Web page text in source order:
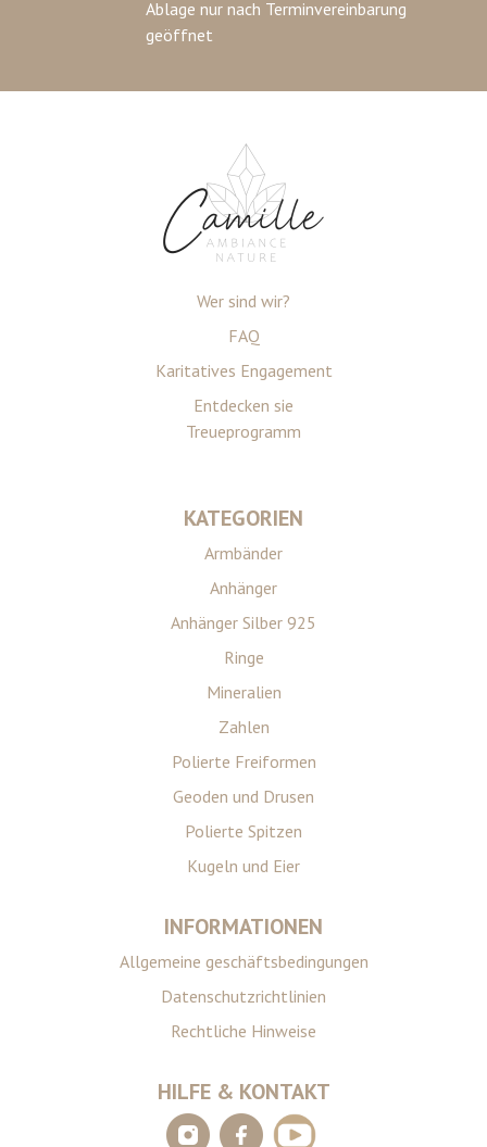
Ablage nur nach Terminvereinbarung
geöffnet
Wer sind wir?
FAQ
Karitatives Engagement
Entdecken sie
Treueprogramm
KATEGORIEN
Armbänder
Anhänger
Anhänger Silber 925
Ringe
Mineralien
Zahlen
Polierte Freiformen
Geoden und Drusen
Polierte Spitzen
Kugeln und Eier
INFORMATIONEN
Allgemeine geschäftsbedingungen
Datenschutzrichtlinien
Rechtliche Hinweise
HILFE & KONTAKT